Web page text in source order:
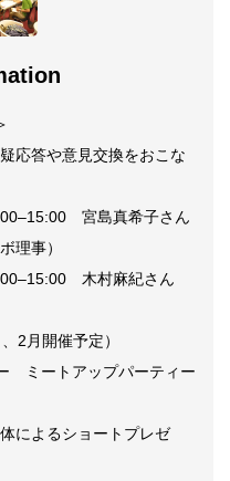
応答や意見交換をおこな
宮島真希子さん
理事）
木村麻紀さん
2 月開催予定）
ミートアップパーティー
によるショートプレゼ